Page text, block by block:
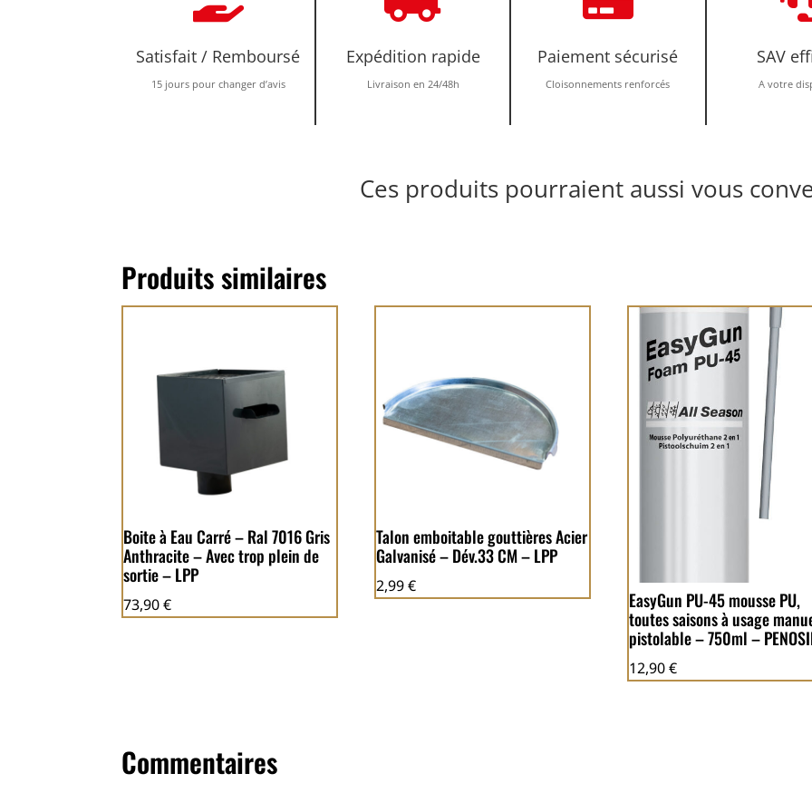
Satisfait / Remboursé
15 jours pour changer d’avis
Expédition rapide
Livraison en 24/48h
Paiement sécurisé
Cloisonnements renforcés
SAV
A votre
Ces produits pourraient aussi vous
Produits similaires
Boite à Eau Carré – Ral 7016 Gris
Anthracite – Avec trop plein de
sortie – LPP
73,90€
Talon emboitable gouttières Acier
Galvanisé – Dév.33 CM – LPP
2,99€
EasyGun PU-45 mousse PU,
toutes saisons à usage
pistolable – 750ml –
12,90€
Commentaires